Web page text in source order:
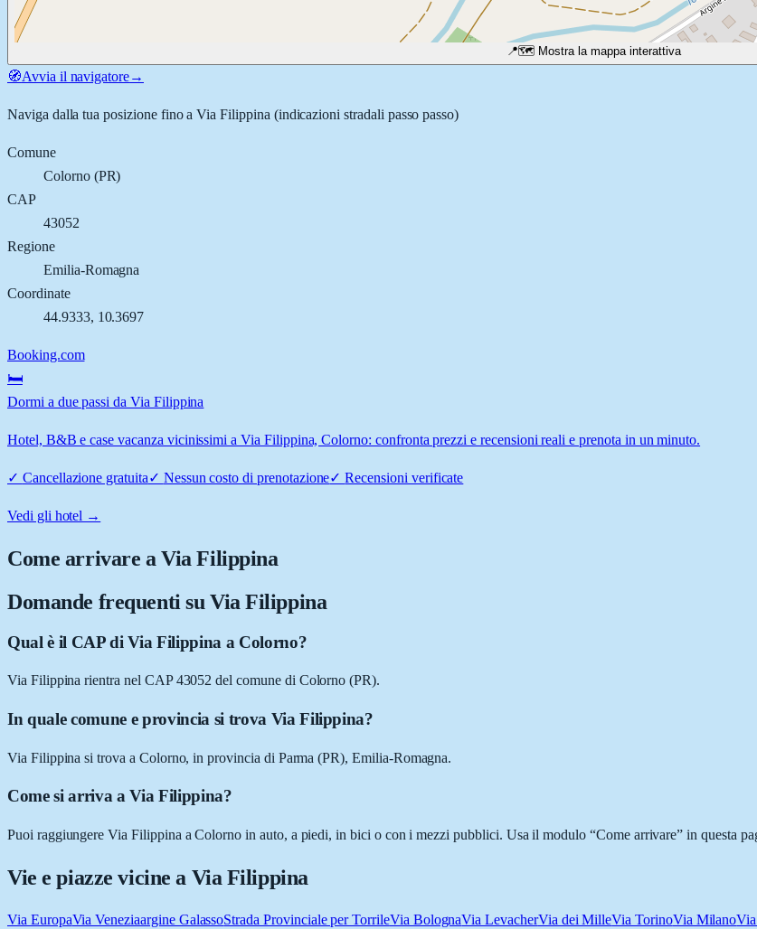
📍🗺️ Mostra la mappa interattiva
🧭Avvia il navigatore→
Naviga dalla tua posizione fino aVia Filippina (indicazioni stradali passo passo)
Comune
Colorno(PR)
CAP
43052
Regione
Emilia-Romagna
Coordinate
44.9333, 10.3697
Booking.com
🛏️
Dormi a due passi da Via Filippina
Hotel, B&B e case vacanza vicinissimi a Via Filippina, Colorno: confronta prezzi e recensioni reali e prenota in un minuto.
✓ Cancellazione gratuita✓ Nessun costo di prenotazione✓Recensioni verificate
Vedi gli hotel →
Come arrivare aVia Filippina
Domande frequenti su Via Filippina
Qual è il CAP di Via Filippina a Colorno?
Via Filippina rientra nel CAP 43052 del comune di Colorno (PR).
In quale comune e provincia si trova Via Filippina?
Via Filippina si trova a Colorno, in provincia di Parma (PR), Emilia-Romagna.
Come si arriva a Via Filippina?
Puoi raggiungere Via Filippina a Colorno in auto, a piedi, in bici o con i mezzi pubblici. Usa il modulo “Come arrivare” in questa
Vie e piazze vicine a Via Filippina
Via EuropaVia Veneziaargine GalassoStrada Provinciale per TorrileVia BolognaVia LevacherVia dei MilleVia TorinoVia Milano